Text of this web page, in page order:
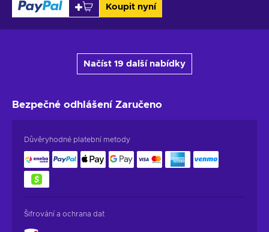
Koupit nyní
Načíst 19 další nabídky
Bezpečné odhlášení Zaručeno
Důvěryhodné platební metody
Šifrování a ochrana dat